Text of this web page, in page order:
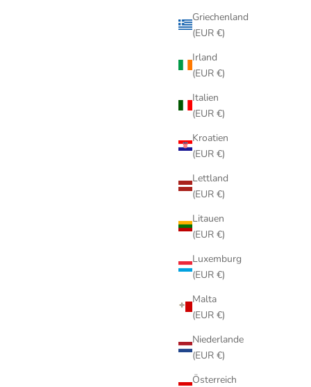
Griechenland
(EUR €)
Irland
(EUR €)
Italien
(EUR €)
Kroatien
(EUR €)
Lettland
(EUR €)
Litauen
(EUR €)
Luxemburg
(EUR €)
Malta
(EUR €)
Niederlande
(EUR €)
Österreich